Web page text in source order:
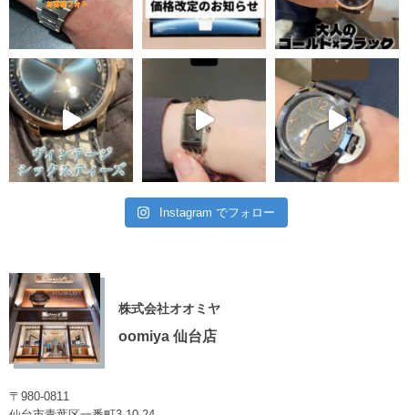
Instagram でフォロー
株式会社オオミヤ
oomiya 仙台店
〒980-0811